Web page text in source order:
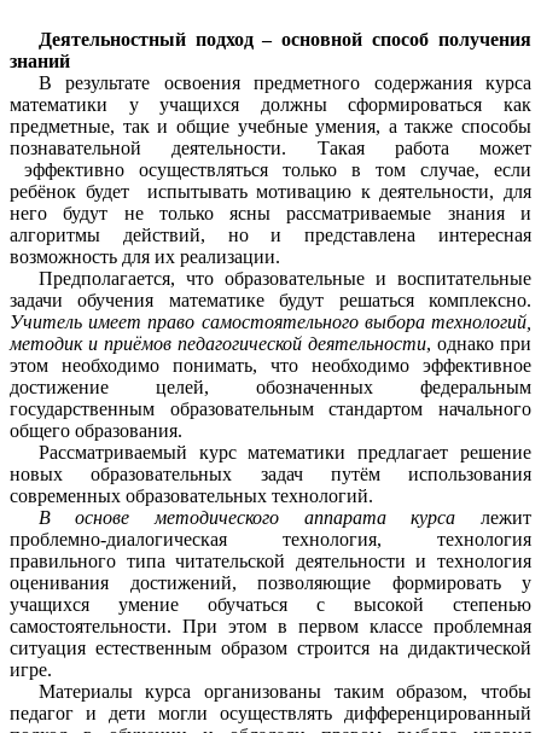
Деятельностный подход – основной способ получения
знаний
В результате освоения предметного содержания курса
математики у учащихся должны сформироваться как
предметные, так и общие учебные умения, а также способы
познавательной деятельности. Такая работа может
эффективно осуществляться только в том случае, если
ребёнок будет испытывать мотивацию к деятельности, для
него будут не только ясны рассматриваемые знания и
алгоритмы действий, но и представлена интересная
возможность для их реализации.
Предполагается, что образовательные и воспитательные
задачи обучения математике будут решаться комплексно.
Учитель имеет право самостоятельного выбора технологий,
методик и приёмов педагогической деятельности, однако при
этом необходимо понимать, что необходимо эффективное
достижение целей, обозначенных федеральным
государственным образовательным стандартом начального
общего образования.
Рассматриваемый курс математики предлагает решение
новых образовательных задач путём использования
современных образовательных технологий.
В основе методического аппарата курса лежит
проблемно-диалогическая технология, технология
правильного типа читательской деятельности и технология
оценивания достижений, позволяющие формировать у
учащихся умение обучаться с высокой степенью
самостоятельности. При этом в первом классе проблемная
ситуация естественным образом строится на дидактической
игре.
Материалы курса организованы таким образом, чтобы
педагог и дети могли осуществлять дифференцированный